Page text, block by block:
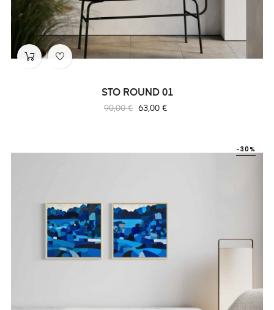
STO ROUND 01
Prix
90,00 € Prix
63,00 €
-30%